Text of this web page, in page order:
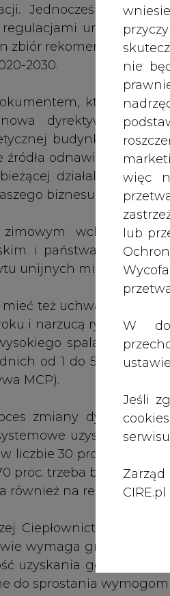
lub
W
Jeśli
serwisu”.
CIRE.pl
wchodzą w
i państwami
unijnych ministrów ds.
mieć też uchwalone w
i narzucą
spalania o
od 1 do 50 MW -
MCP).
zmiany
uzyskało
liczbie 30 proc. One
proc. trzeba będzie
również na rentowność
Ciepłownictwo
wymaga
uzyskania godziwego
do sprostania
tego nie zapewnia
wprowadzić głębsze
wpłynie też
w ocenie branży -
rozwoju
energii
i grzechem